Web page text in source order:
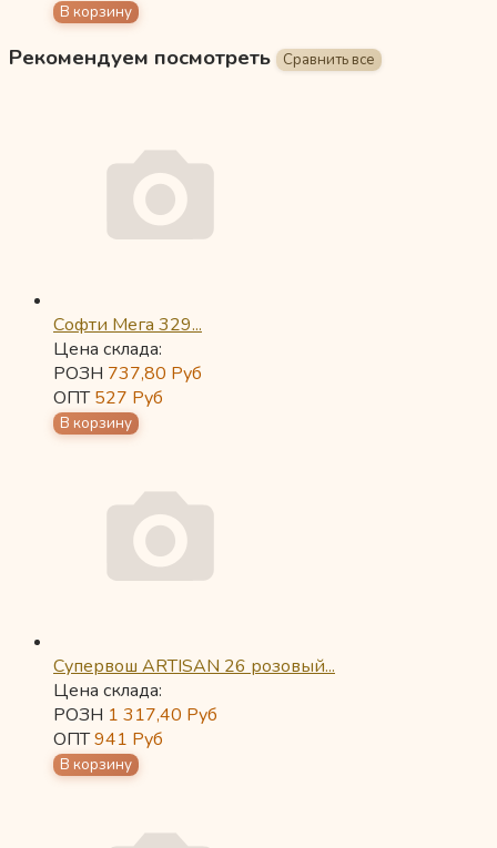
Рекомендуем посмотреть
Софти Мега 329...
Цена склада:
РОЗН 737,80 Руб
ОПТ527 Руб
Супервош ARTISAN 26 розовый...
Цена склада:
РОЗН 1 317,40 Руб
ОПТ941 Руб